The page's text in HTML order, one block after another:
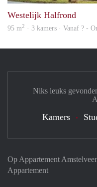
Westelijk Halfrond
95 m2 · 3 kamers · Vanaf ? -
Op Appartement
Appartement
Niks leuks
Kamers